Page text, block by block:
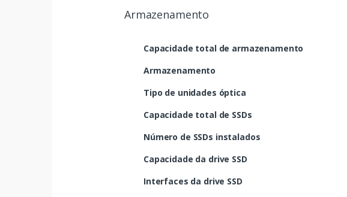
Armazenamento
Capacidade total de armazenamento
Armazenamento
Tipo de unidades óptica
Capacidade total de SSDs
Número de SSDs instalados
Capacidade da drive SSD
Interfaces da drive SSD